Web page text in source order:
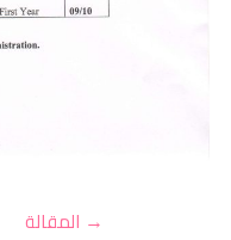
→المقالة